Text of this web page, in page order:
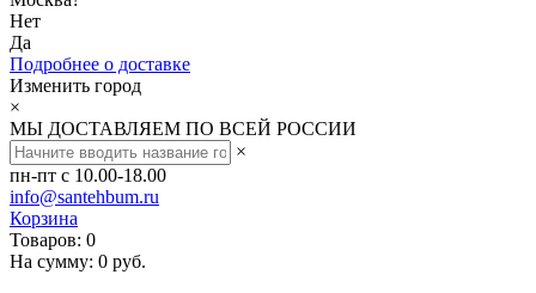
Нет
Да
Подробнее о доставке
Изменить город
×
МЫ ДОСТАВЛЯЕМ ПО ВСЕЙ РОССИИ
×
пн-пт с 10.00-18.00
info@santehbum.ru
Корзина
Товаров: 0
На сумму: 0 руб.